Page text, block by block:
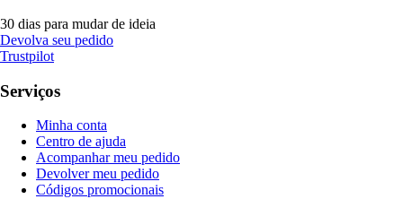
30 dias para mudar de ideia
Devolva seu pedido
Trustpilot
Serviços
Minha conta
Centro de ajuda
Acompanhar meu pedido
Devolver meu pedido
Códigos promocionais